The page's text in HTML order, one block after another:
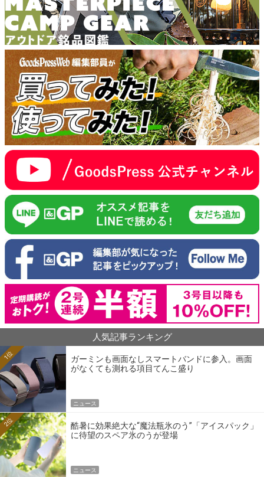
人気記事ランキング
ガーミンも画面なしスマートバンドに参入。画面
がなくても測れる項目てんこ盛り
1位
ニュース
酷暑に効果絶大な“魔法瓶氷のう”「アイスパック」
に待望のスペア氷のうが登場
2位
ニュース